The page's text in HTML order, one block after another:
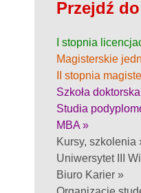
Przejdź
I stopnia
Magisterskie
II stopnia
Szkoła
Studia
MBA »
Kursy, szkolenia
Uniwersytet III
Biuro Karier »